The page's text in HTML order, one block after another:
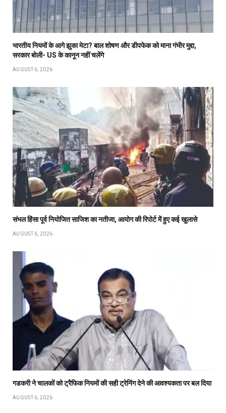
भारतीय नियमों के आगे झुका मेटा? बाल शोषण और डीपफेक को माना गंभीर मुद्दा,
सरकार बोली- US के कानून नहीं चलेंगे
AUGUST 6, 2026
संभल हिंसा पूर्व नियोजित साजिश का नतीजा, आयोग की रिपोर्ट में हुए कई खुलासे
AUGUST 6, 2026
गडकरी ने चालकों को ट्रैफिक नियमों की सही ट्रेनिंग देने की आवश्यकता पर बल दिया
AUGUST 6, 2026